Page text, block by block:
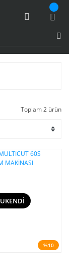
Toplam 2 ürün
%10